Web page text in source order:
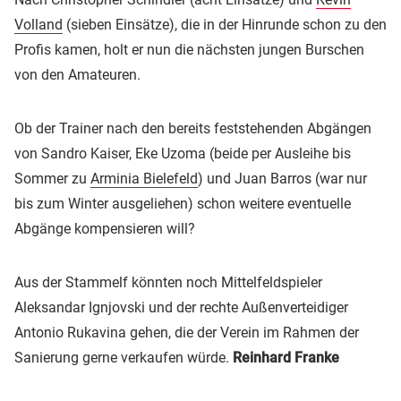
Volland (sieben Einsätze), die in der Hinrunde schon zu den
Profis kamen, holt er nun die nächsten jungen Burschen
von den Amateuren.
Ob der Trainer nach den bereits feststehenden Abgängen
von Sandro Kaiser, Eke Uzoma (beide per Ausleihe bis
Sommer zu Arminia Bielefeld) und Juan Barros (war nur
bis zum Winter ausgeliehen) schon weitere eventuelle
Abgänge kompensieren will?
Aus der Stammelf könnten noch Mittelfeldspieler
Aleksandar Ignjovski und der rechte Außenverteidiger
Antonio Rukavina gehen, die der Verein im Rahmen der
Sanierung gerne verkaufen würde. Reinhard Franke